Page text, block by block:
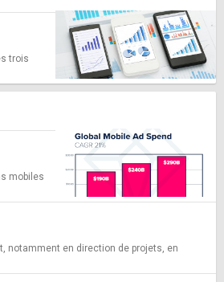
trois
mobiles
notamment en direction de projets, en